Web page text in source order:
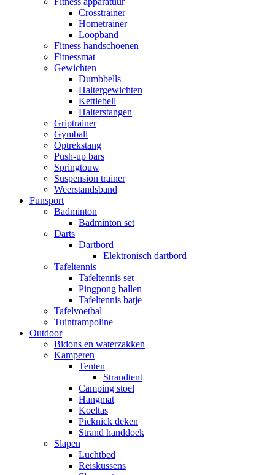
Crosstrainer
Hometrainer
Loopband
Fitness handschoenen
Fitnessmat
Gewichten
Dumbbells
Haltergewichten
Kettlebell
Halterstangen
Griptrainer
Gymball
Optrekstang
Push-up bars
Springtouw
Suspension trainer
Weerstandsband
Funsport
Badminton
Badminton set
Darts
Dartbord
Elektronisch dartbord
Tafeltennis
Tafeltennis set
Pingpong ballen
Tafeltennis batje
Tafelvoetbal
Tuintrampoline
Outdoor
Bidons en waterzakken
Kamperen
Tenten
Strandtent
Camping stoel
Hangmat
Koeltas
Picknick deken
Strand handdoek
Slapen
Luchtbed
Reiskussens